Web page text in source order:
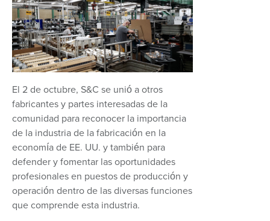
El 2 de octubre, S&C se unió a otros
fabricantes y partes interesadas de la
comunidad para reconocer la importancia
de la industria de la fabricación en la
economía de EE. UU. y también para
defender y fomentar las oportunidades
profesionales en puestos de producción y
operación dentro de las diversas funciones
que comprende esta industria.